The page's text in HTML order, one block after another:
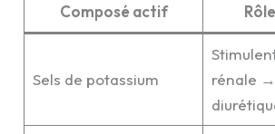
Composé actif
Sels de potassium
rénale